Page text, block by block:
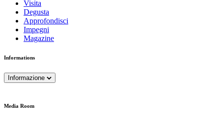
Visita
Degusta
Approfondisci
Impegni
Magazine
Informations
Informazione
Media Room